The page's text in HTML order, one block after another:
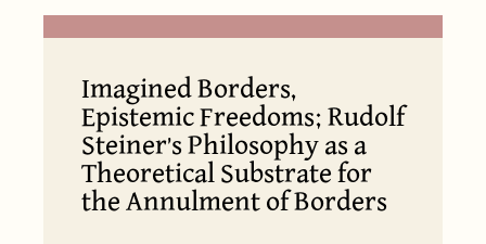
Imagined Borders,
Epistemic Freedoms; Rudolf
Steiner’s Philosophy as a
Theoretical Substrate for
the Annulment of Borders